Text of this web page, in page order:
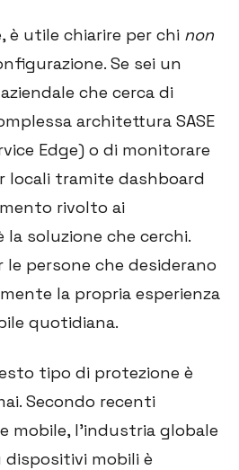
è utile chiarire per chi non
Se sei un
che cerca di
architettura SASE
Edge) o di monitorare
locali tramite dashboard
rivolto ai
soluzione che cerchi.
le persone che desiderano
la propria esperienza
quotidiana.
tipo di protezione è
Secondo recenti
mobile, l'industria globale
mobili è